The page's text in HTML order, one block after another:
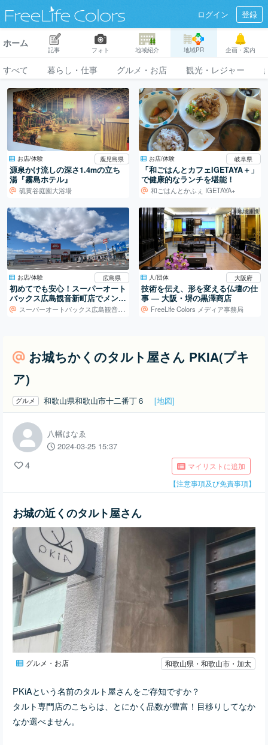
ログイン 登録
ホーム
記事 フォト 地域紹介 地域PR 企画・案内
すべて 暮らし・仕事 グルメ・お店 観光・レジャー
お店/体験 鹿児島県
源泉かけ流しの深さ1.4mの立ち
湯『霧島ホテル』
硫黄谷庭園大浴場
お店/体験 岐阜県
「和ごはんとカフェIGETAYA＋」
で健康的なランチを堪能！
和ごはんとかふぇ IGETAYA+
お店/体験 広島県
初めてでも安心！スーパーオート
バックス広島観音新町店でメンテ
ナンス体験
スーパーオートバックス広島観音新町店
地域連携
人/団体 大阪府
技術を伝え、形を変える仏壇の仕
事 ― 大阪・堺の黒澤商店
FreeLife Colors メディア事務局
お城ちかくのタルト屋さん PKIA(プキ
ア)
グルメ 和歌山県和歌山市十二番丁６ [地図]
八幡はなゑ
2024-03-25 15:37
4
マイリストに追加
【注意事項及び免責事項】
お城の近くのタルト屋さん
グルメ・お店 和歌山県・和歌山市・加太
PKiAという名前のタルト屋さんをご存知ですか？
タルト専門店のこちらは、とにかく品数が豊富！目移りしてなか
なか選べません。